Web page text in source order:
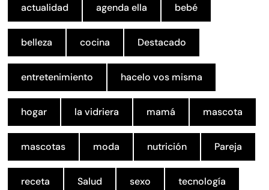
actualidad agenda ella bebé
belleza cocina Destacado
entretenimiento hacelo vos misma
hogar la vidriera mamá mascota
mascotas moda nutrición Pareja
receta Salud sexo tecnología